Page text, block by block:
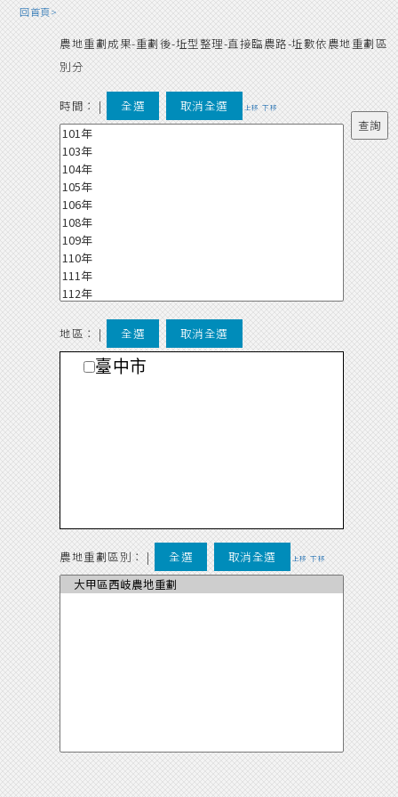
回首頁>
農地重劃成果-重劃後-坵型整理-直接臨農路-坵數依農地重劃區
別分
時間： | 全選 取消全選 上移 下移
地區： | 全選 取消全選
臺中市
農地重劃區別： | 全選 取消全選 上移 下移